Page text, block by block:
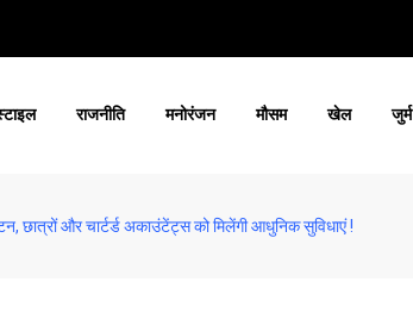
राजनीति मनोरंजन मौसम खेल जुर्म
छात्रों और चार्टर्ड अकाउंटेंट्स को मिलेंगी आधुनिक सुविधाएं !